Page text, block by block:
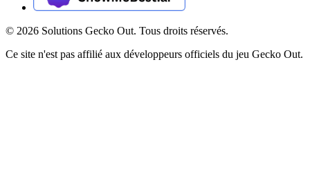
© 2026 Solutions Gecko Out. Tous droits réservés.
Ce site n'est pas affilié aux développeurs officiels du jeu Gecko Out.